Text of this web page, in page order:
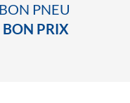
PNEU
BON PRIX